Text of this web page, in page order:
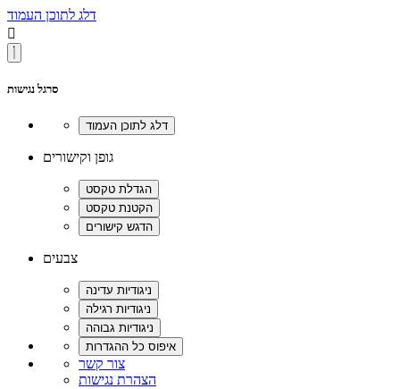
דלג לתוכן העמוד

סרגל נגישות
גופן וקישורים
צבעים
צור קשר
הצהרת נגישות